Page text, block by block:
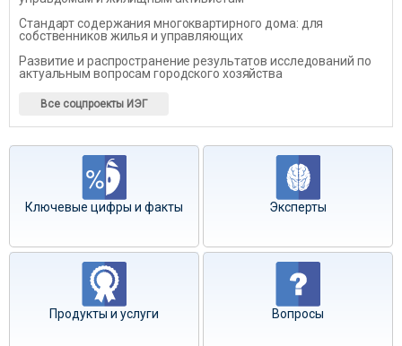
Стандарт содержания многоквартирного дома: для
собственников жилья и управляющих
Развитие и распространение результатов исследований по
актуальным вопросам городского хозяйства
Все соцпроекты ИЭГ
Ключевые цифры и факты Эксперты
Продукты и услуги Вопросы